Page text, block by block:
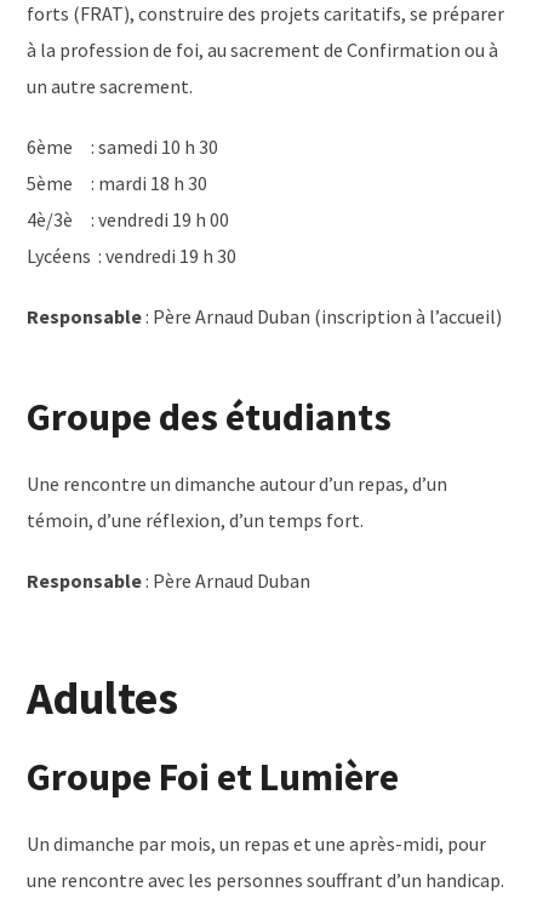
forts (FRAT), construire des projets caritatifs, se préparer
à la profession de foi, au sacrement de Confirmation ou à
un autre sacrement.
6ème : samedi 10 h 30
5ème : mardi 18 h 30
4è/3è : vendredi 19 h 00
Lycéens : vendredi 19 h 30
Responsable: Père Arnaud Duban (inscription à l’accueil)
Groupe des étudiants
Une rencontre un dimanche autour d’un repas, d’un
témoin, d’une réflexion, d’un temps fort.
Responsable: Père Arnaud Duban
Adultes
Groupe Foi et Lumière
Un dimanche par mois, un repas et une après-midi, pour
une rencontre avec les personnes souffrant d’un handicap.